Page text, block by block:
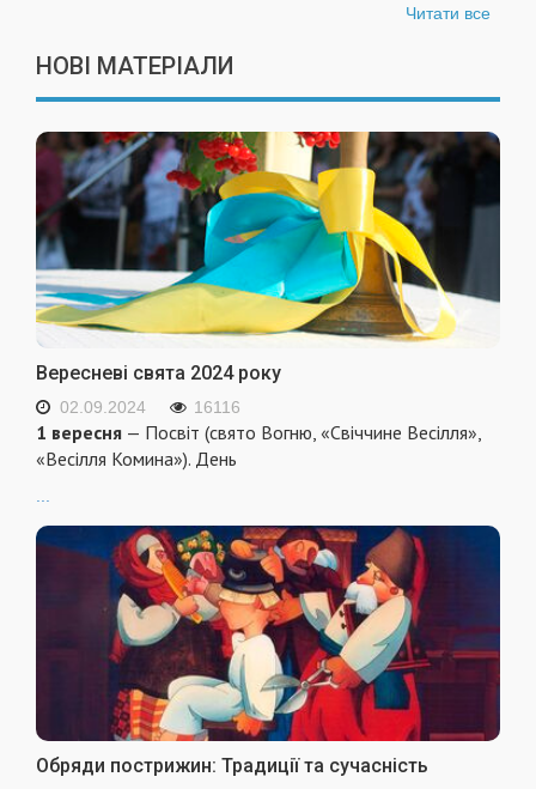
Читати все
НОВІ МАТЕРІАЛИ
Вересневі свята 2024 року
02.09.2024 16116
1 вересня — Посвіт (свято Вогню, «Свіччине Весілля»,
«Весілля Комина»). День
Обряди пострижин: Традиції та сучасність